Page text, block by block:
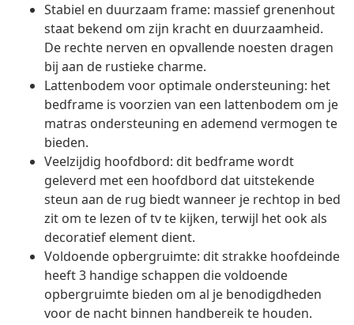
Stabiel en duurzaam frame: massief grenenhout
staat bekend om zijn kracht en duurzaamheid.
De rechte nerven en opvallende noesten dragen
bij aan de rustieke charme.
Lattenbodem voor optimale ondersteuning: het
bedframe is voorzien van een lattenbodem om je
matras ondersteuning en ademend vermogen te
bieden.
Veelzijdig hoofdbord: dit bedframe wordt
geleverd met een hoofdbord dat uitstekende
steun aan de rug biedt wanneer je rechtop in bed
zit om te lezen of tv te kijken, terwijl het ook als
decoratief element dient.
Voldoende opbergruimte: dit strakke hoofdeinde
heeft 3 handige schappen die voldoende
opbergruimte bieden om al je benodigdheden
voor de nacht binnen handbereik te houden.